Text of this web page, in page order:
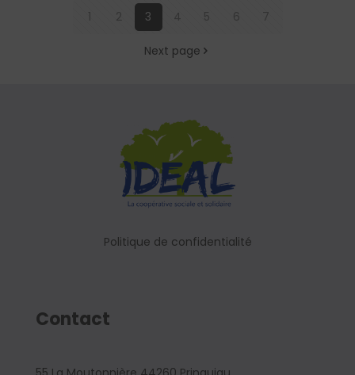
1 2 3 4 5 6 7
Next page
Politique de confidentialité
Contact